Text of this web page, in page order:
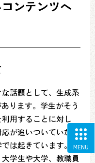
MENU
ンテンツへ
話題として、生成系
ります。学生がそう
用することに対し
が追いついていない
は起きています。こ
学生や大学、教職員